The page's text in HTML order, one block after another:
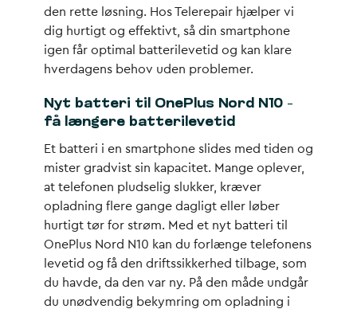
den rette løsning. Hos Telerepair hjælper vi
dig hurtigt og effektivt, så din smartphone
igen får optimal batterilevetid og kan klare
hverdagens behov uden problemer.
Nyt batteri til OnePlus Nord N10 –
få længere batterilevetid
Et batteri i en smartphone slides med tiden og
mister gradvist sin kapacitet. Mange oplever,
at telefonen pludselig slukker, kræver
opladning flere gange dagligt eller løber
hurtigt tør for strøm. Med et nyt batteri til
OnePlus Nord N10 kan du forlænge telefonens
levetid og få den driftssikkerhed tilbage, som
du havde, da den var ny. På den måde undgår
du unødvendig bekymring om opladning i